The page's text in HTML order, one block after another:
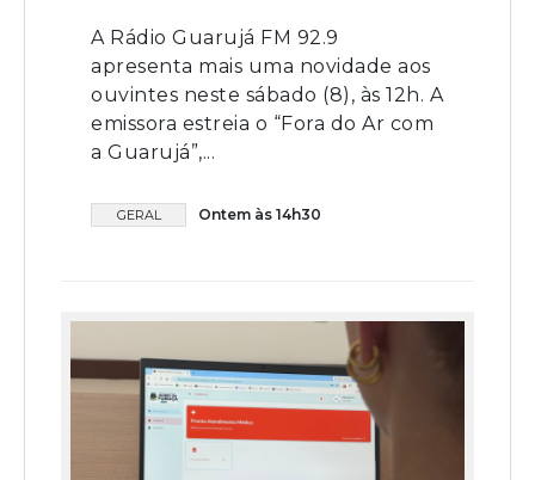
A Rádio Guarujá FM 92.9
apresenta mais uma novidade aos
ouvintes neste sábado (8), às 12h. A
emissora estreia o “Fora do Ar com
a Guarujá”,...
GERAL Ontem às 14h30